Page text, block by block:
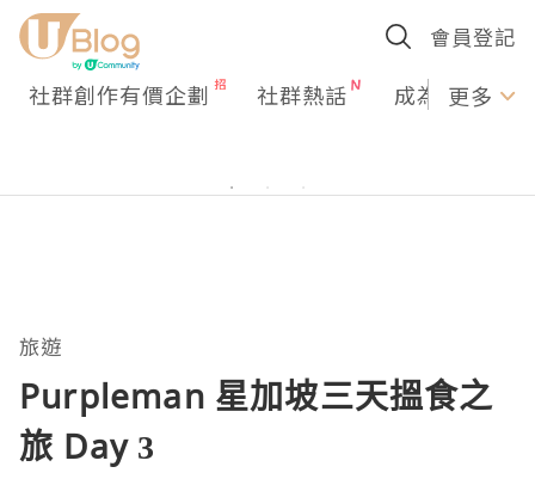
會員登記
社群創作有價企劃 社群熱話 成為U更多
旅遊
Purpleman 星加坡三天搵食之
旅 Day 3